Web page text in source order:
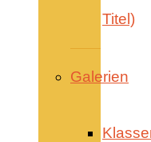
Titel)
Galerien